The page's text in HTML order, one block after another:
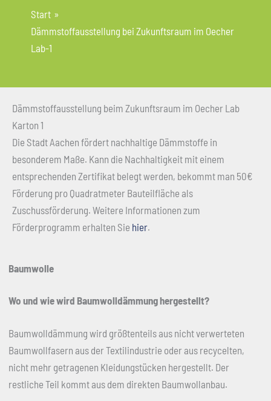
Start
Dämmstoffausstellung bei Zukunftsraum im Oecher
Lab-1
Dämmstoffausstellung beim Zukunftsraum im Oecher Lab
Karton 1
Die Stadt Aachen fördert nachhaltige Dämmstoffe in
besonderem Maße. Kann die Nachhaltigkeit mit einem
entsprechenden Zertifikat belegt werden, bekommt man 50€
Förderung pro Quadratmeter Bauteilfläche als
Zuschussförderung. Weitere Informationen zum
Förderprogramm erhalten Sie hier.
Baumwolle
Wo und wie wird Baumwolldämmung hergestellt?
Baumwolldämmung wird größtenteils aus nicht verwerteten
Baumwollfasern aus der Textilindustrie oder aus recycelten,
nicht mehr getragenen Kleidungstücken hergestellt. Der
restliche Teil kommt aus dem direkten Baumwollanbau.